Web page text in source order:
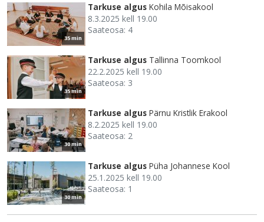
35 min
Tarkuse algus Kohila Mõisakool
8.3.2025 kell 19.00
Saateosa: 4
35 min
Tarkuse algus Tallinna Toomkool
22.2.2025 kell 19.00
Saateosa: 3
30 min
Tarkuse algus Pärnu Kristlik Erakool
8.2.2025 kell 19.00
Saateosa: 2
30 min
Tarkuse algus Püha Johannese Kool
25.1.2025 kell 19.00
Saateosa: 1